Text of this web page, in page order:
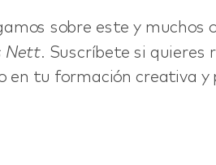
sobre este y
Nett. Suscríbete si quieres
en tu formación creativa y